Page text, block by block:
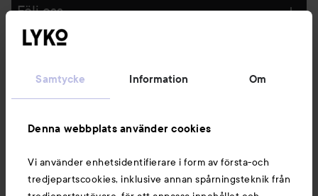
Samtycke Information Om
Denna webbplats använder cookies
Vi använder enhetsidentifierare i form av första-och
tredjepartscookies, inklusive annan spårningsteknik från
Följ oss
Du kanske också gillar